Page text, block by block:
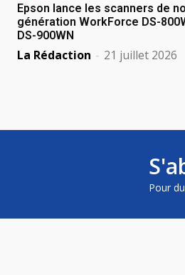
Epson lance les scanners de
génération WorkForce DS-
DS-900WN
La Rédaction - 21 juillet 2026
Pour